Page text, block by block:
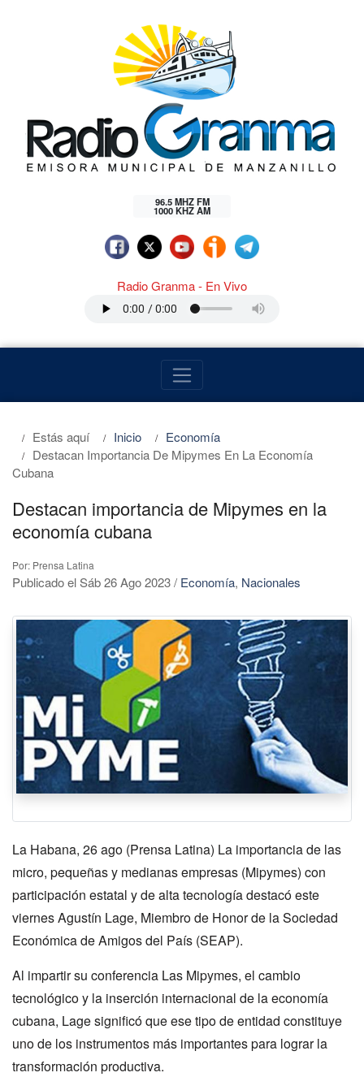
96.5 MHZ FM
1000 KHZ AM
Radio Granma - En Vivo
Estás aquí Inicio
Economía
Destacan Importancia De Mipymes En La Economía
Cubana
Destacan importancia de Mipymes en la
economía cubana
Por: Prensa Latina
Publicado el Sáb 26 Ago 2023/ Economía, Nacionales
La Habana, 26 ago (Prensa Latina) La importancia de las
micro, pequeñas y medianas empresas (Mipymes) con
participación estatal y de alta tecnología destacó este
viernes Agustín Lage, Miembro de Honor de la Sociedad
Económica de Amigos del País (SEAP).
Al impartir su conferencia Las Mipymes, el cambio
tecnológico y la inserción internacional de la economía
cubana, Lage significó que ese tipo de entidad constituye
uno de los instrumentos más importantes para lograr la
transformación productiva.